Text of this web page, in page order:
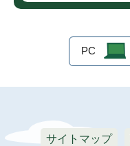
PC
サイトマップ